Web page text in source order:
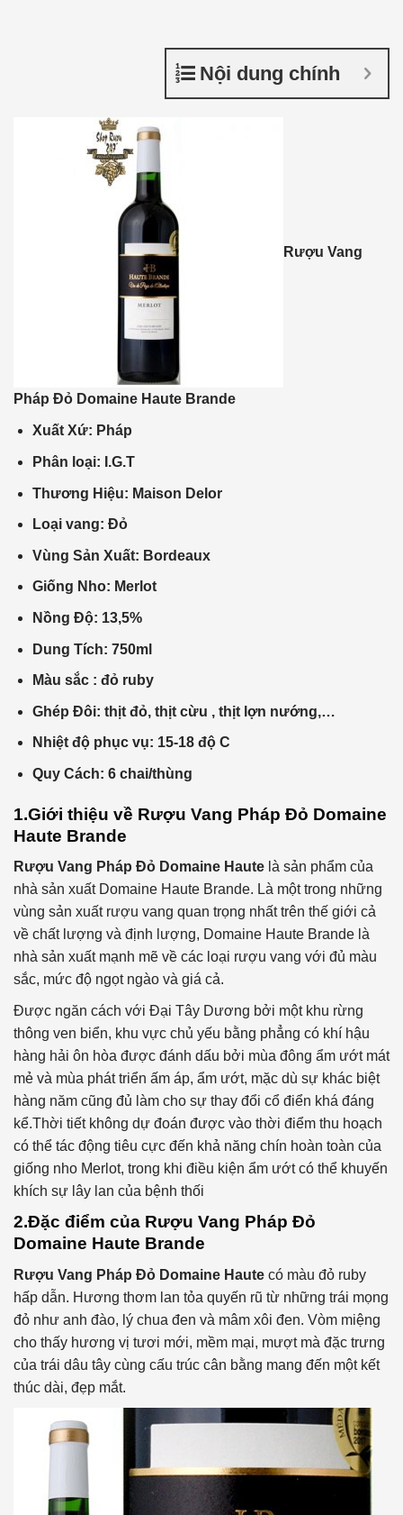
Nội dung chính
Rượu Vang
Pháp Đỏ Domaine Haute Brande
Xuất Xứ: Pháp
Phân loại: I.G.T
Thương Hiệu: Maison Delor
Loại vang: Đỏ
Vùng Sản Xuất: Bordeaux
Giống Nho: Merlot
Nồng Độ: 13,5%
Dung Tích: 750ml
Màu sắc : đỏ ruby
Ghép Đôi: thịt đỏ, thịt cừu , thịt lợn nướng,…
Nhiệt độ phục vụ: 15-18 độ C
Quy Cách: 6 chai/thùng
1.Giới thiệu về Rượu Vang Pháp Đỏ Domaine
Haute Brande
Rượu Vang Pháp Đỏ Domaine Haute là sản phẩm của
nhà sản xuất Domaine Haute Brande. Là một trong những
vùng sản xuất rượu vang quan trọng nhất trên thế giới cả
về chất lượng và định lượng, Domaine Haute Brande là
nhà sản xuất mạnh mẽ về các loại rượu vang với đủ màu
sắc, mức độ ngọt ngào và giá cả.
Được ngăn cách với Đại Tây Dương bởi một khu rừng
thông ven biển, khu vực chủ yếu bằng phẳng có khí hậu
hàng hải ôn hòa được đánh dấu bởi mùa đông ẩm ướt mát
mẻ và mùa phát triển ấm áp, ẩm ướt, mặc dù sự khác biệt
hàng năm cũng đủ làm cho sự thay đổi cổ điển khá đáng
kể.Thời tiết không dự đoán được vào thời điểm thu hoạch
có thể tác động tiêu cực đến khả năng chín hoàn toàn của
giống nho Merlot, trong khi điều kiện ẩm ướt có thể khuyến
khích sự lây lan của bệnh thối
2.Đặc điểm của Rượu Vang Pháp Đỏ
Domaine Haute Brande
Rượu Vang Pháp Đỏ Domaine Haute có màu đỏ ruby
hấp dẫn. Hương thơm lan tỏa quyến rũ từ những trái mọng
đỏ như anh đào, lý chua đen và mâm xôi đen. Vòm miệng
cho thấy hương vị tươi mới, mềm mại, mượt mà đặc trưng
của trái dâu tây cùng cấu trúc cân bằng mang đến một kết
thúc dài, đẹp mắt.